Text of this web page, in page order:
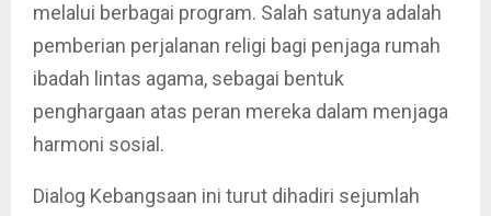
melalui berbagai program. Salah satunya adalah
pemberian perjalanan religi bagi penjaga rumah
ibadah lintas agama, sebagai bentuk
penghargaan atas peran mereka dalam menjaga
harmoni sosial.
Dialog Kebangsaan ini turut dihadiri sejumlah